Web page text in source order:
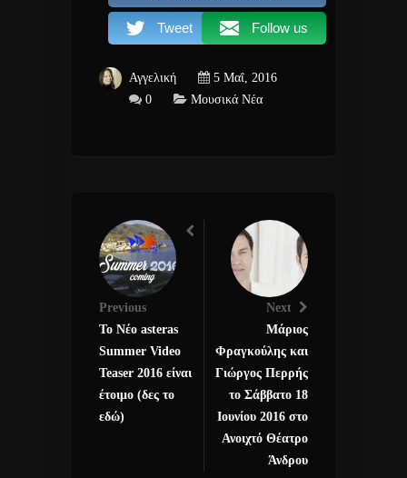
Tweet Follow us
Αγγελική
5 Μαΐ, 2016
0
Μουσικά Νέα
Previous
Το Νέο asteras
Summer Video
Teaser 2016 είναι
έτοιμο (δες το
εδώ)
Next
Μάριος
Φραγκούλης και
Γιώργος Περρής
το Σάββατο 18
Ιουνίου 2016 στο
Ανοιχτό Θέατρο
Άνδρου